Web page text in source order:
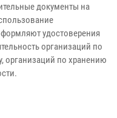
документы на
удостоверения
организаций по
организаций по хранению